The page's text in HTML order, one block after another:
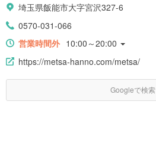
埼玉県飯能市大字宮沢327-6
0570-031-066
営業時間外 10:00～20:00
https://metsa-hanno.com/metsa/
Googleで検索